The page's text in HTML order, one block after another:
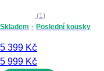
(1 )
Skladem
Poslední kousky
5 399 Kč
5 999 Kč